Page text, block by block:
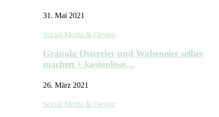
31. Mai 2021
Social Media & Design
Granola Ostereier und Wabeneier selber
machen + kostenlose…
26. März 2021
Social Media & Design